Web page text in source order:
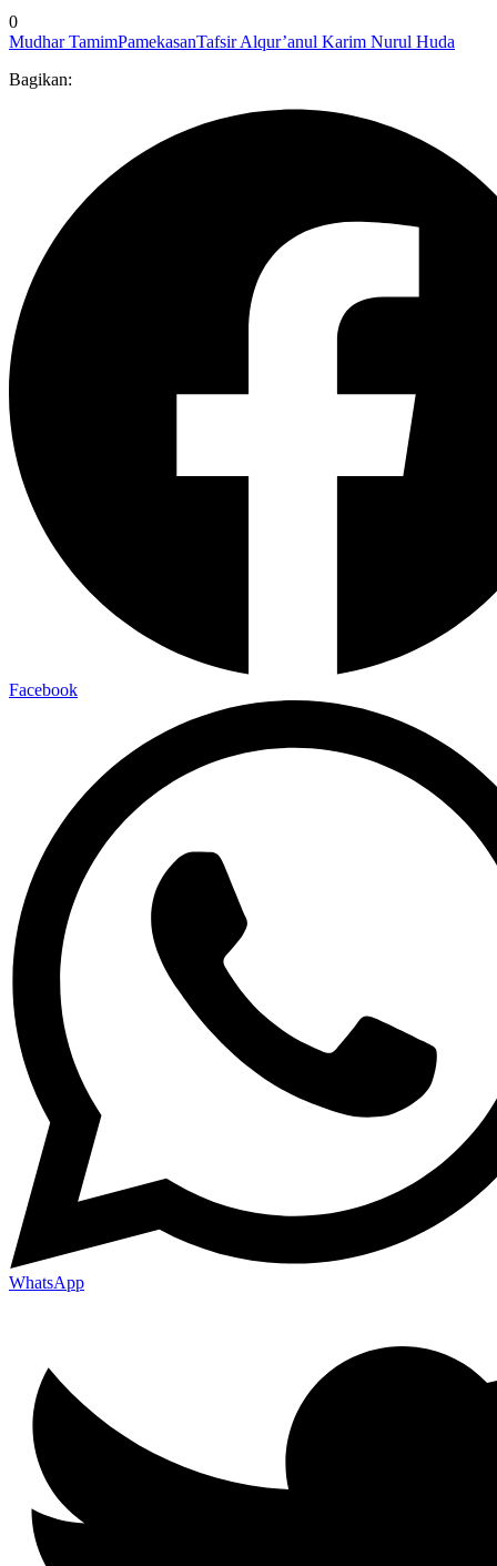
0
Mudhar TamimPamekasanTafsir Alqur’anul Karim Nurul Huda
Bagikan:
Facebook
WhatsApp